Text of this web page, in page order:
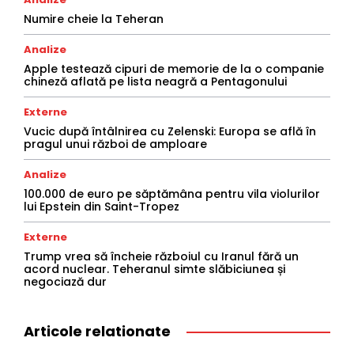
Numire cheie la Teheran
Analize
Apple testează cipuri de memorie de la o companie
chineză aflată pe lista neagră a Pentagonului
Externe
Vucic după întâlnirea cu Zelenski: Europa se află în
pragul unui război de amploare
Analize
100.000 de euro pe săptămâna pentru vila violurilor
lui Epstein din Saint-Tropez
Externe
Trump vrea să încheie războiul cu Iranul fără un
acord nuclear. Teheranul simte slăbiciunea și
negociază dur
Articole relationate